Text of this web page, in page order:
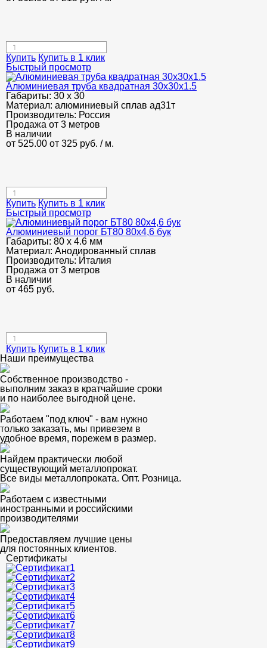
Купить Купить в 1 клик
Быстрый просмотр
Алюминиевая труба квадратная 30х30х1.5
Габариты: 30 х 30
Материал: алюминиевый сплав ад31т
Производитель: Россия
Продажа от 3 метров
В наличии
от 525.00 от 325 руб. / м.
Купить Купить в 1 клик
Быстрый просмотр
Алюминиевый порог БТ80 80х4,6 бук
Габариты: 80 х 4.6 мм
Материал: Анодированный сплав
Производитель: Италия
Продажа от 3 метров
В наличии
от 465 руб.
Купить Купить в 1 клик
Наши преимущества
Собственное производство -
выполним заказ в кратчайшие сроки
и по наиболее выгодной цене.
Работаем "под ключ" - вам нужно
только заказать, мы привезем в
удобное время, порежем в размер.
Найдем практически любой
существующий металлопрокат.
Все виды металлопроката. Опт. Розница.
Работаем с известными
иностранными и российскими
производителями
Предоставляем лучшие цены
для постоянных клиентов.
Сертификаты